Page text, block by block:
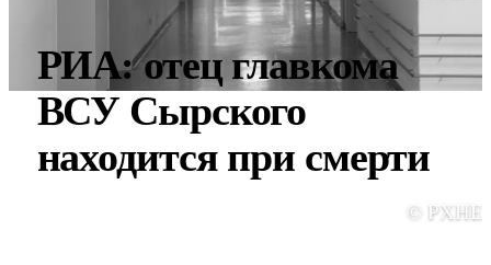
РИА: отец главкома
ВСУ Сырского
находится при смерти
©